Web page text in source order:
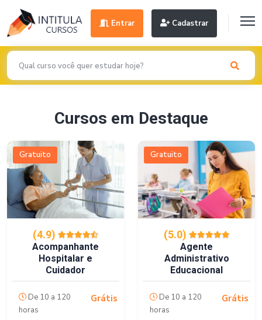
Entrar Cadastrar
Cursos em Destaque
Gratuito
(4.9)
Acompanhante
Hospitalar e
Cuidador
De 10 a 120
horas
Grátis
Gratuito
(5.0)
Agente
Administrativo
Educacional
De 10 a 120
horas
Grátis